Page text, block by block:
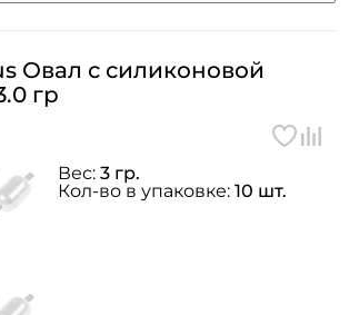
Овал с силиконовой
гр
Вес: 3 гр.
Кол-во в упаковке: 10 шт.